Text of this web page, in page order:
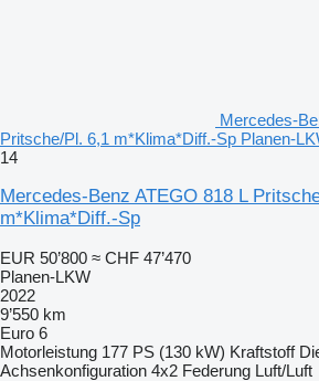
Mercedes-
Pritsche/Pl. 6,1 m*Klima*Diff.-Sp Planen-
14
Mercedes-Benz ATEGO 818 L
m*Klima*Diff.-Sp
EUR 50’800 ≈ CHF 47’470
Planen-LKW
2022
9’550 km
Euro 6
Motorleistung 177 PS (130 kW) Kraftstoff
Achsenkonfiguration 4x2 Federung Luft/Luft